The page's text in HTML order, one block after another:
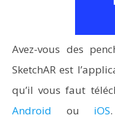
Avez-vous des
SketchAR est
qu’il vous faut
Android ou iOS